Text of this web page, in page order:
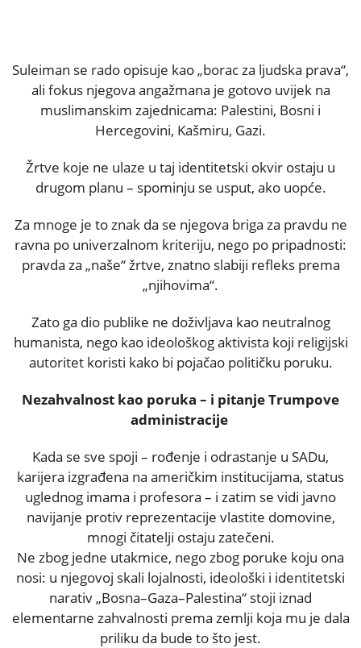
Suleiman se rado opisuje kao „borac za ljudska prava“,
ali fokus njegova angažmana je gotovo uvijek na
muslimanskim zajednicama: Palestini, Bosni i
Hercegovini, Kašmiru, Gazi.
Žrtve koje ne ulaze u taj identitetski okvir ostaju u
drugom planu – spominju se usput, ako uopće.
Za mnoge je to znak da se njegova briga za pravdu ne
ravna po univerzalnom kriteriju, nego po pripadnosti:
pravda za „naše“ žrtve, znatno slabiji refleks prema
„njihovima“.
Zato ga dio publike ne doživljava kao neutralnog
humanista, nego kao ideološkog aktivista koji religijski
autoritet koristi kako bi pojačao političku poruku.
Nezahvalnost kao poruka – i pitanje Trumpove
administracije
Kada se sve spoji – rođenje i odrastanje u SADu,
karijera izgrađena na američkim institucijama, status
uglednog imama i profesora – i zatim se vidi javno
navijanje protiv reprezentacije vlastite domovine,
mnogi čitatelji ostaju zatečeni.
Ne zbog jedne utakmice, nego zbog poruke koju ona
nosi: u njegovoj skali lojalnosti, ideološki i identitetski
narativ „Bosna–Gaza–Palestina“ stoji iznad
elementarne zahvalnosti prema zemlji koja mu je dala
priliku da bude to što jest.